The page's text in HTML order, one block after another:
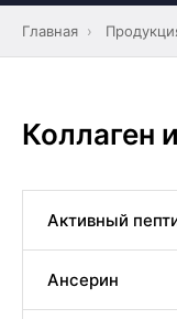
Главная ›
Коллаген
Активный
Ансерин